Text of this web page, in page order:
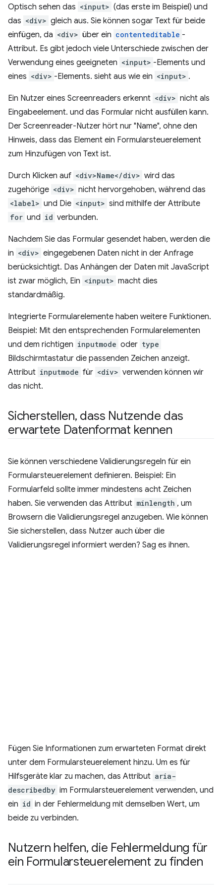
Optisch sehen das <input> (das erste im Beispiel) und
das <div> gleich aus. Sie können sogar Text für beide
einfügen, da <div> über ein contenteditable -
Attribut. Es gibt jedoch viele Unterschiede zwischen der
Verwendung eines geeigneten <input> -Elements und
eines <div> -Elements. sieht aus wie ein <input> .
Ein Nutzer eines Screenreaders erkennt <div> nicht als
Eingabeelement. und das Formular nicht ausfüllen kann.
Der Screenreader-Nutzer hört nur "Name", ohne den
Hinweis, dass das Element ein Formularsteuerelement
zum Hinzufügen von Text ist.
Durch Klicken auf <div>Name</div> wird das
zugehörige <div> nicht hervorgehoben, während das
<label> und Die <input> sind mithilfe der Attribute
for und id verbunden.
Nachdem Sie das Formular gesendet haben, werden die
in <div> eingegebenen Daten nicht in der Anfrage
berücksichtigt. Das Anhängen der Daten mit JavaScript
ist zwar möglich, Ein <input> macht dies
standardmäßig.
Integrierte Formularelemente haben weitere Funktionen.
Beispiel: Mit den entsprechenden Formularelementen
und dem richtigen inputmode oder type
Bildschirmtastatur die passenden Zeichen anzeigt.
Attribut inputmode für <div> verwenden können wir
das nicht.
Sicherstellen, dass Nutzende das
erwartete Datenformat kennen
Sie können verschiedene Validierungsregeln für ein
Formularsteuerelement definieren. Beispiel: Ein
Formularfeld sollte immer mindestens acht Zeichen
haben. Sie verwenden das Attribut minlength , um
Browsern die Validierungsregel anzugeben. Wie können
Sie sicherstellen, dass Nutzer auch über die
Validierungsregel informiert werden? Sag es ihnen.
Fügen Sie Informationen zum erwarteten Format direkt
unter dem Formularsteuerelement hinzu. Um es für
Hilfsgeräte klar zu machen, das Attribut aria-
describedby im Formularsteuerelement verwenden, und
ein id in der Fehlermeldung mit demselben Wert, um
beide zu verbinden.
Nutzern helfen, die Fehlermeldung für
ein Formularsteuerelement zu finden